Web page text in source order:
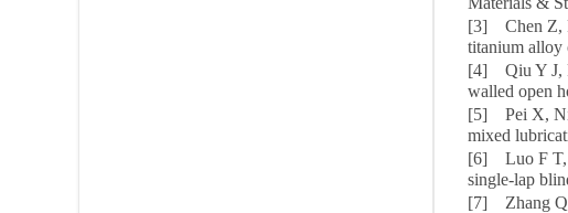
[3] Chen Z,
titanium alloy
[4] Qiu Y J,
walled open
[5] Pei X,
mixed
[6] Luo F T,
single-lap
[7] Zhang